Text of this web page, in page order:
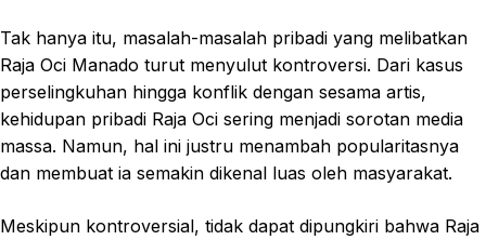
Tak hanya itu, masalah-masalah pribadi yang melibatkan
Raja Oci Manado turut menyulut kontroversi. Dari kasus
perselingkuhan hingga konflik dengan sesama artis,
kehidupan pribadi Raja Oci sering menjadi sorotan media
massa. Namun, hal ini justru menambah popularitasnya
dan membuat ia semakin dikenal luas oleh masyarakat.
Meskipun kontroversial, tidak dapat dipungkiri bahwa Raja